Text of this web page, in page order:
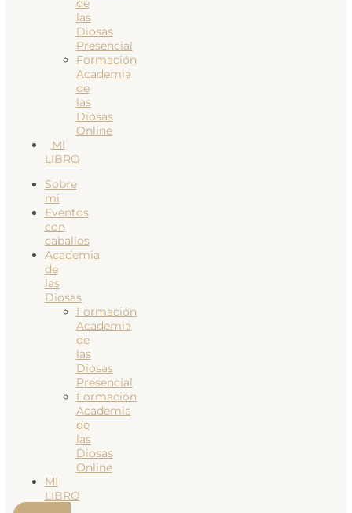
de
las
Diosas
Presencial
Formación
Academia
de
las
Diosas
Online
MI
LIBRO
Sobre
mi
Eventos
con
caballos
Academia
de
las
Diosas
Formación
Academia
de
las
Diosas
Presencial
Formación
Academia
de
las
Diosas
Online
MI
LIBRO